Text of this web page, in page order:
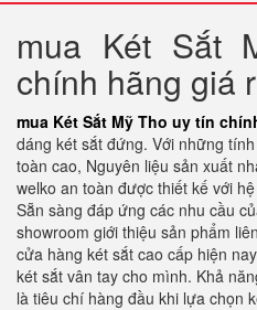
mua Két Sắt
chính hãng giá
mua Két Sắt Mỹ Tho uy tín
dáng két sắt đứng. Với những
toàn cao, Nguyên liệu sản xuất
welko an toàn được thiết kế với
Sẵn sàng đáp ứng các nhu cầu
showroom giới thiệu sản phẩm
cửa hàng két sắt cao cấp hiện
két sắt vân tay cho mình. Khả
là tiêu chí hàng đầu khi lựa chọn